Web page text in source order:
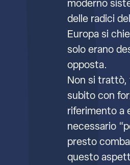
moderno
delle radici
Europa si
solo erano
opposta.
Non si trattò,
subito con
riferimento a
necessario
presto
questo